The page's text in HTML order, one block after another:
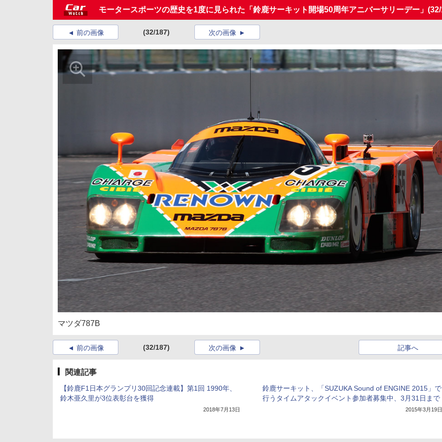
モータースポーツの歴史を1度に見られた「鈴鹿サーキット開場50周年アニバーサリーデー」
前の画像 (32/187) 次の画像
マツダ787B
前の画像 (32/187) 記事へ
次の画像
関連記事
【鈴鹿F1日本グランプリ30回記念連載】第1回 1990年、
鈴木亜久里が3位表彰台を獲得
2018年7月13日
鈴鹿サーキット、「SUZUKA Sound of ENGINE 2015」で
行うタイムアタックイベント参加者募集中、3月31日まで
2015年3月19日